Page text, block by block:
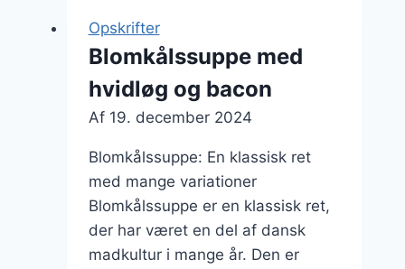
den
kødelskende
familie
Opskrifter
Blomkålssuppe med
hvidløg og bacon
Af 19. december 2024
Blomkålssuppe: En klassisk ret
med mange variationer
Blomkålssuppe er en klassisk ret,
der har været en del af dansk
madkultur i mange år. Den er